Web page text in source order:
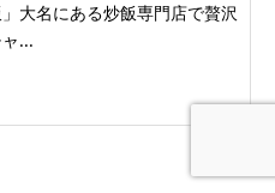
」大名にある炒飯専門店で贅沢
...